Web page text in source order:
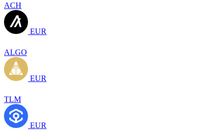
ACH
EUR
ALGO
EUR
TLM
EUR